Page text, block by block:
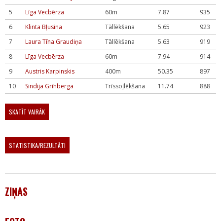
5
Līga Vecbērza 60m 7.87
935
6
Klinta Bļusina Tāllēkšana 5.65
923
7
Laura Tīna Graudiņa Tāllēkšana 5.63
919
8
Līga Vecbērza 60m 7.94
914
9
Austris Karpinskis 400m 50.35
897
10
Sindija Grīnberga Trīssoļlēkšana 11.74 888
SKATĪT VAIRĀK
STATISTIKA/REZULTĀTI
ZIŅAS